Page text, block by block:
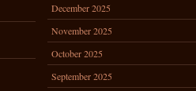
December 2025
November 2025
October 2025
September 2025